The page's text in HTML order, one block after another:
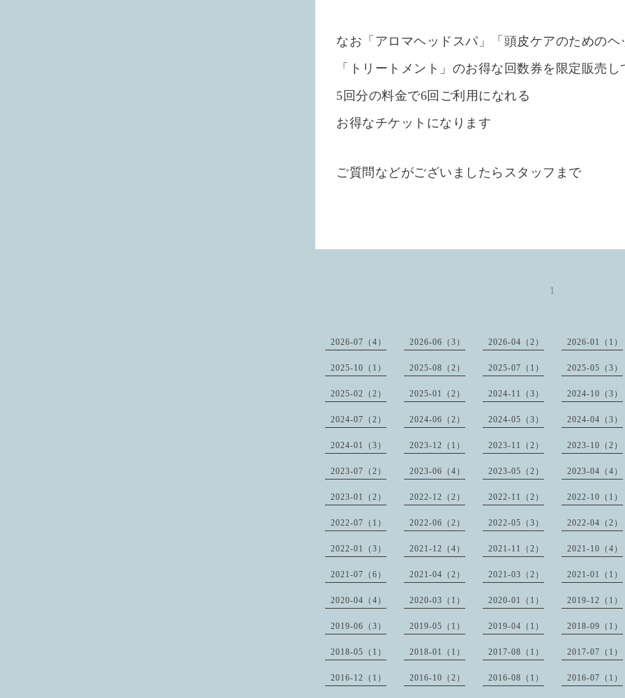
なお「アロマヘッドスパ」「頭皮ケアのためのヘ
「トリートメント」のお得な回数券を限定販売
5回分の料金で6回ご利用になれる
お得なチケットになります
ご質問などがございましたらスタッフまで
1
2026-07（4） 2026-06（3） 2026-04（2） 2026-01（1）
2025-10（1） 2025-08（2） 2025-07（1） 2025-05（3）
2025-02（2） 2025-01（2） 2024-11（3） 2024-10（3）
2024-07（2） 2024-06（2） 2024-05（3） 2024-04（3）
2024-01（3） 2023-12（1） 2023-11（2） 2023-10（2）
2023-07（2） 2023-06（4） 2023-05（2） 2023-04（4）
2023-01（2） 2022-12（2） 2022-11（2） 2022-10（1）
2022-07（1） 2022-06（2） 2022-05（3） 2022-04（2）
2022-01（3） 2021-12（4） 2021-11（2） 2021-10（4）
2021-07（6） 2021-04（2） 2021-03（2） 2021-01（1）
2020-04（4） 2020-03（1） 2020-01（1） 2019-12（1）
2019-06（3） 2019-05（1） 2019-04（1） 2018-09（1）
2018-05（1） 2018-01（1） 2017-08（1） 2017-07（1）
2016-12（1） 2016-10（2） 2016-08（1） 2016-07（1）